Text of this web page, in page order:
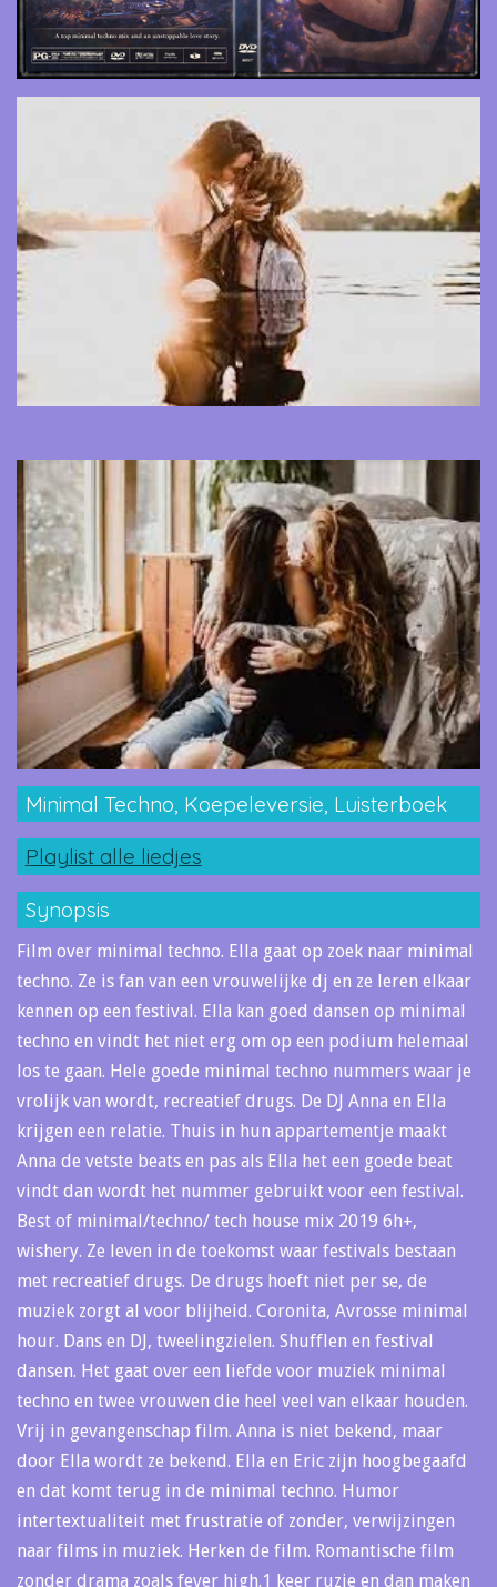
Minimal Techno, Koepeleversie, Luisterboek
Playlist alle liedjes
Synopsis
Film over minimal techno. Ella gaat op zoek naar minimal
techno. Ze is fan van een vrouwelijke dj en ze leren elkaar
kennen op een festival. Ella kan goed dansen op minimal
techno en vindt het niet erg om op een podium helemaal
los te gaan. Hele goede minimal techno nummers waar je
vrolijk van wordt, recreatief drugs. De DJ Anna en Ella
krijgen een relatie. Thuis in hun appartementje maakt
Anna de vetste beats en pas als Ella het een goede beat
vindt dan wordt het nummer gebruikt voor een festival.
Best of minimal/techno/ tech house mix 2019 6h+,
wishery. Ze leven in de toekomst waar festivals bestaan
met recreatief drugs. De drugs hoeft niet per se, de
muziek zorgt al voor blijheid. Coronita, Avrosse minimal
hour. Dans en DJ, tweelingzielen. Shufflen en festival
dansen. Het gaat over een liefde voor muziek minimal
techno en twee vrouwen die heel veel van elkaar houden.
Vrij in gevangenschap film. Anna is niet bekend, maar
door Ella wordt ze bekend. Ella en Eric zijn hoogbegaafd
en dat komt terug in de minimal techno. Humor
intertextualiteit met frustratie of zonder, verwijzingen
naar films in muziek. Herken de film. Romantische film
zonder drama zoals fever high.1 keer ruzie en dan maken